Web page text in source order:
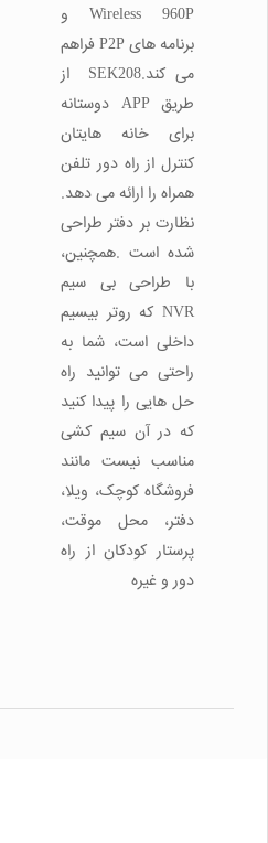
Wireless 960P و
برنامه های P2P فراهم
می کند.SEK208 از
طریق APP دوستانه
برای خانه هایتان
کنترل از راه دور تلفن
همراه را ارائه می دهد.
نظارت بر دفتر طراحی
شده است .همچنین،
با طراحی بی سیم
NVR که روتر بیسیم
داخلی است، شما به
راحتی می توانید راه
حل هایی را پیدا کنید
که در آن سیم کشی
مناسب نیست مانند
فروشگاه کوچک، ویلا،
دفتر، محل موقت،
پرستار کودکان از راه
دور و غیره